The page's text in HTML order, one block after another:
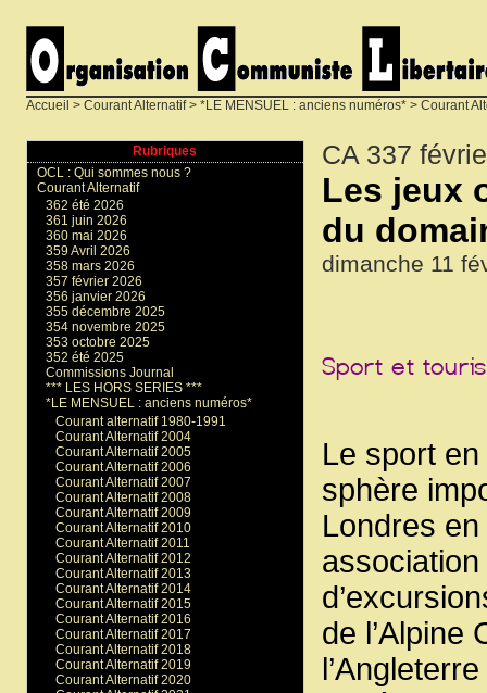
Accueil > Courant Alternatif> *LE MENSUEL : anciens numéros* > Courant
CA 337
Les jeux
du
dimanche 11
Le sport
sphère
Londres
de l’Alpine
Rubriques
OCL : Qui sommes nous ?
Courant Alternatif
362 été 2026
361 juin 2026
360 mai 2026
359 Avril 2026
358 mars 2026
357 février 2026
356 janvier 2026
355 décembre 2025
354 novembre 2025
353 octobre 2025
352 été 2025
Commissions Journal
*** LES HORS SERIES ***
*LE MENSUEL : anciens numéros*
Courant alternatif 1980-1991
Courant Alternatif 2004
Courant Alternatif 2005
Courant Alternatif 2006
Courant Alternatif 2007
Courant Alternatif 2008
Courant Alternatif 2009
Courant Alternatif 2010
Courant Alternatif 2011
Courant Alternatif 2012
Courant Alternatif 2013
Courant Alternatif 2014
Courant Alternatif 2015
Courant Alternatif 2016
Courant Alternatif 2017
Courant Alternatif 2018
Courant Alternatif 2019
Courant Alternatif 2020